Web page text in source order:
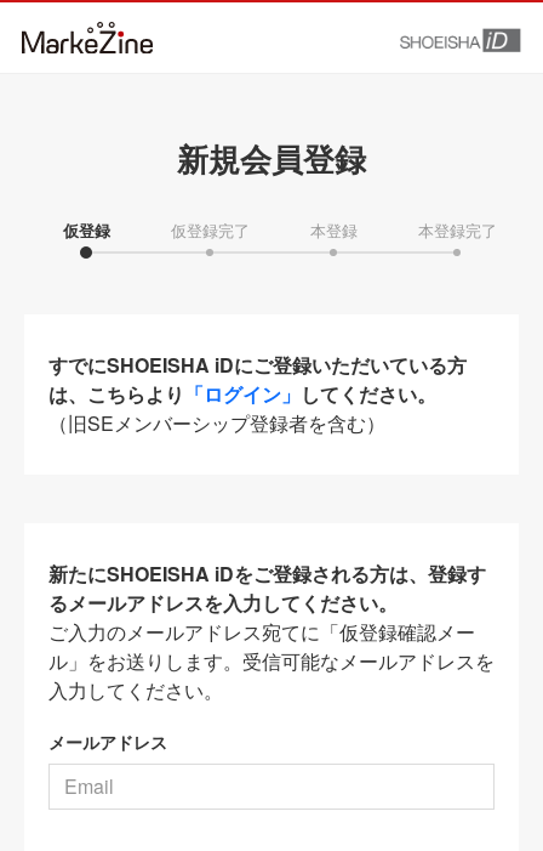
新規会員登録
仮登録 仮登録完了 本登録 本登録完了
すでにSHOEISHA iDにご登録いただいている方
は、こちらより 「ログイン」 してください。
（旧SEメンバーシップ登録者を含む）
新たにSHOEISHA iDをご登録される方は、登録す
るメールアドレスを入力してください。
ご入力のメールアドレス宛てに「仮登録確認メー
ル」をお送りします。受信可能なメールアドレスを
入力してください。
メールアドレス